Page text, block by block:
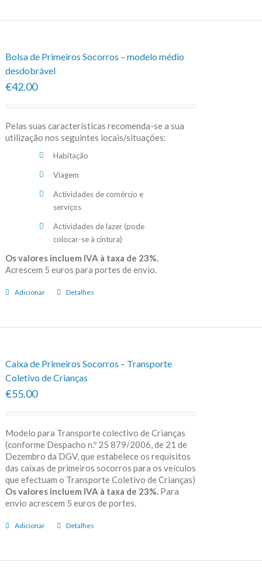
Bolsa de Primeiros Socorros – modelo médio
desdobrável
€42.00
Pelas suas características recomenda-se a sua
utilização nos seguintes locais/situações:
Habitação
Viagem
Actividades de comércio e
serviços
Actividades de lazer (pode
colocar-se à cintura)
Os valores incluem IVA à taxa de 23%.
Acrescem 5 euros para portes de envio.
Adicionar Detalhes
Caixa de Primeiros Socorros – Transporte
Coletivo de Crianças
€55.00
Modelo para Transporte colectivo de Crianças
(conforme Despacho n.º 25 879/2006, de 21 de
Dezembro da DGV, que estabelece os requisitos
das caixas de primeiros socorros para os veículos
que efectuam o Transporte Coletivo de Crianças)
Os valores incluem IVA à taxa de 23%. Para
envio acrescem 5 euros de portes.
Adicionar Detalhes